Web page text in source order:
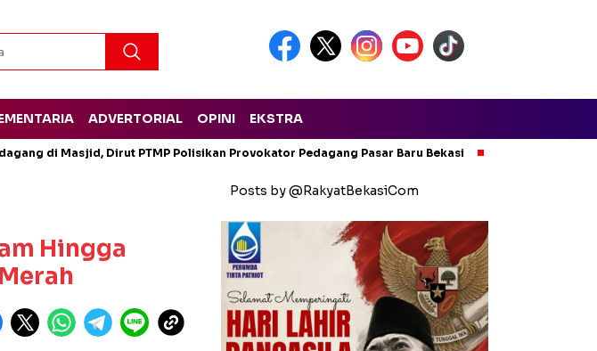
ADVERTORIAL OPINI EKSTRA
di Masjid, Dirut PTMP Polisikan Provokator Pedagang Pasar Baru Bekasi
Hingga
Posts by @RakyatBekasiCom